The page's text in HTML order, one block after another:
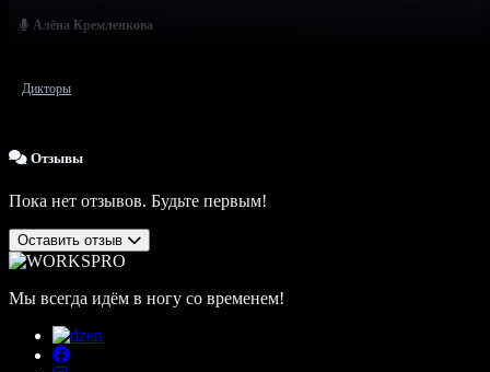
Алёна Кремленкова
Дикторы
Отзывы
Пока нет отзывов. Будьте первым!
Оставить отзыв
Мы всегда идём в ногу со временем!